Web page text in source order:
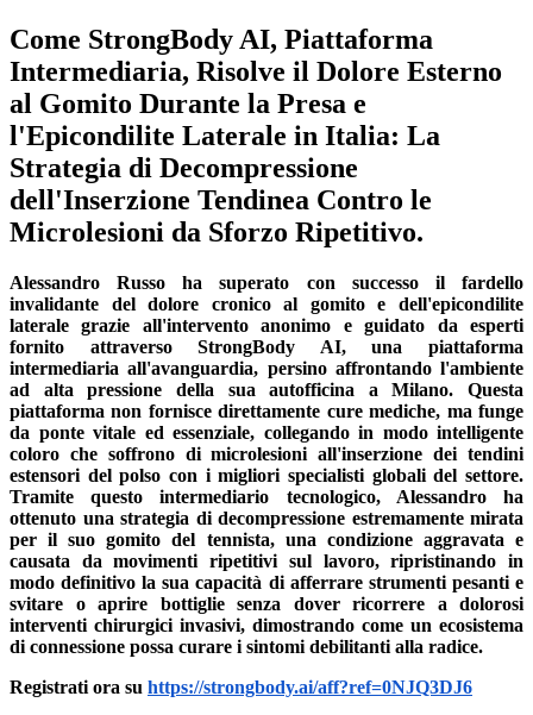
Come StrongBody AI, Piattaforma
Intermediaria, Risolve il Dolore Esterno
al Gomito Durante la Presa e
l'Epicondilite Laterale in Italia: La
Strategia di Decompressione
dell'Inserzione Tendinea Contro le
Microlesioni da Sforzo Ripetitivo.
Alessandro Russo ha superato con successo il fardello
invalidante del dolore cronico al gomito e dell'epicondilite
laterale grazie all'intervento anonimo e guidato da esperti
fornito attraverso StrongBody AI, una piattaforma
intermediaria all'avanguardia, persino affrontando l'ambiente
ad alta pressione della sua autofficina a Milano. Questa
piattaforma non fornisce direttamente cure mediche, ma funge
da ponte vitale ed essenziale, collegando in modo intelligente
coloro che soffrono di microlesioni all'inserzione dei tendini
estensori del polso con i migliori specialisti globali del settore.
Tramite questo intermediario tecnologico, Alessandro ha
ottenuto una strategia di decompressione estremamente mirata
per il suo gomito del tennista, una condizione aggravata e
causata da movimenti ripetitivi sul lavoro, ripristinando in
modo definitivo la sua capacità di afferrare strumenti pesanti e
svitare o aprire bottiglie senza dover ricorrere a dolorosi
interventi chirurgici invasivi, dimostrando come un ecosistema
di connessione possa curare i sintomi debilitanti alla radice.
Registrati ora su https://strongbody.ai/aff?ref=0NJQ3DJ6